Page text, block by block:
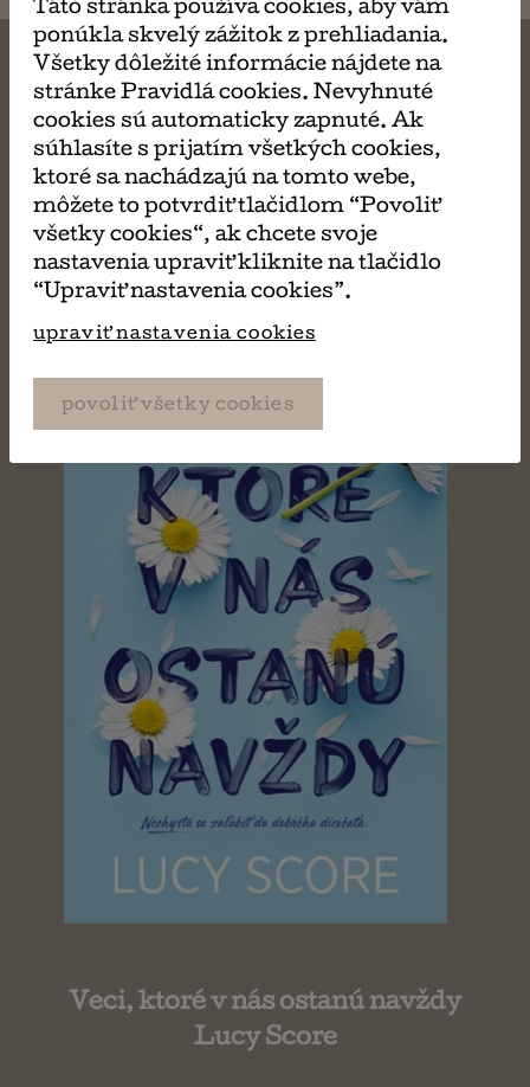
MÔŽE SA VÁM TIEŽ
PÁČIŤ
Veci, ktoré v nás ostanú navždy
Lucy Score
Táto stránka používa cookies, aby vám
ponúkla skvelý zážitok z prehliadania.
Všetky dôležité informácie nájdete na
stránke Pravidlá cookies. Nevyhnuté
cookies sú automaticky zapnuté. Ak
súhlasíte s prijatím všetkých cookies,
ktoré sa nachádzajú na tomto webe,
môžete to potvrdiť tlačidlom “Povoliť
všetky cookies“, ak chcete svoje
nastavenia upraviť kliknite na tlačidlo
“Upraviť nastavenia cookies”.
upraviť nastavenia cookies
povoliť všetky cookies